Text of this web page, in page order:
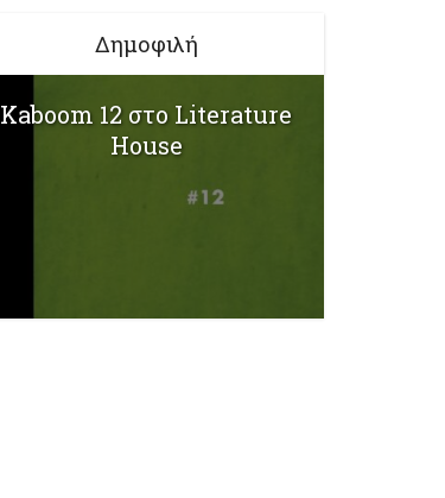
Δημοφιλή
Kaboom 12 στο Literature
House